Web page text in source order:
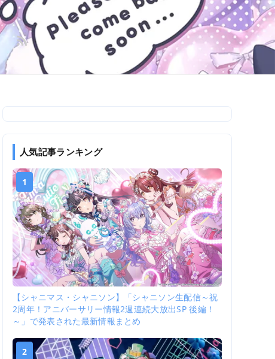
人気記事ランキング
1
【シャニマス・シャニソン】「シャニソン生配信～祝
2周年！アニバーサリー情報2週連続大放出SP 後編！
～」で発表された最新情報まとめ
2